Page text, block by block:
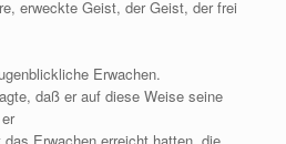
erweckte Geist, der Geist, der frei
Erwachen.
daß er auf diese Weise seine